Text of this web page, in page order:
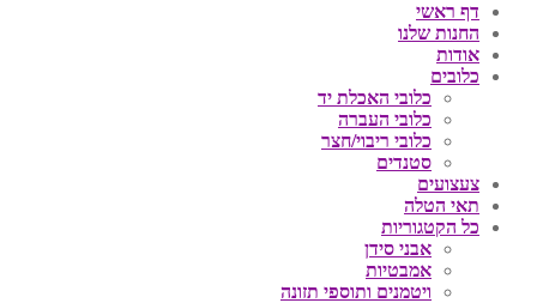
דף ראשי
החנות שלנו
אודות
כלובים
כלובי האכלת יד
כלובי העברה
כלובי ריבוי/חצר
סטנדים
צעצועים
תאי הטלה
כל הקטגוריות
אבני סידן
אמבטיות
ויטמנים ותוספי תזונה